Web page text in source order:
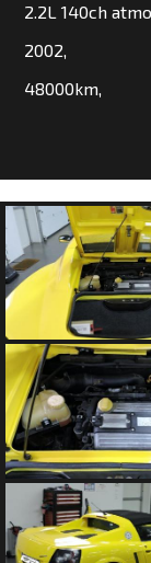
NOS
QUI
NOUS
?
2.2L 140ch
2002,
48000km,